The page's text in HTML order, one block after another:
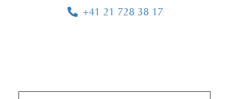
+41 21 728 38 17